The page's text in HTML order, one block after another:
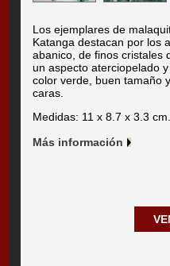
Los ejemplares de
Katanga destacan por los
abanico, de finos cristales
un aspecto aterciopelado
color verde, buen tamaño
caras.
Medidas: 11 x 8.7 x 3.3 cm.
Más información